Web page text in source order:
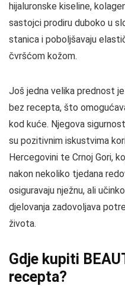
hijaluronske kiseline,
sastojci prodiru duboko u
stanica i poboljšavaju
čvršćom kožom.
Još jedna velika prednost
bez recepta, što
kod kuće. Njegova
su pozitivnim iskustvima
Hercegovini te Crnoj Gori,
nakon nekoliko tjedana
osiguravaju nježnu, ali
djelovanja zadovoljava
života.
Gdje kupiti
recepta?